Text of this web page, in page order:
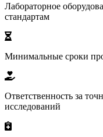
Лабораторное
стандартам
Минимальные сроки
Ответственность за
исследований